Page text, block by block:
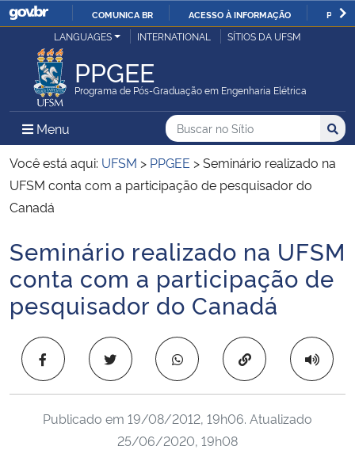
IR
COMUNICA BR ACESSO À INFORMAÇÃO
Ministério da Justiça e Segurança Pública
Ministério da Defesa
Ministério das Relações Exteriores
Ministério da Economia
Ministério da Infraestrutura
Ministério da Agricultura, Pecuária e Abastecimento
Ministério da Cidadania
LANGUAGES INTERNATIONAL SÍTIOS DA UFSM
PPGEE
Programa de Pós-Graduação em Engenharia Elétrica
Menu Menu Principal do Sítio
Busca
Buscar no no Sítio
Busca:
Você está aqui: UFSM > PPGEE >Seminário realizado na
UFSM conta com a participação de pesquisador do
Canadá
Início do conteúdo
Seminário realizado na UFSM
conta com a participação de
pesquisador do Canadá
Copiar para área
Publicado em 19/08/2012, 19h06. Atualizado
25/06/2020, 19h08